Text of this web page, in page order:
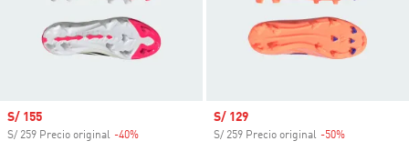
Precio de venta
S/ 155
S/ 259 Precio original -40%
Precio de venta
S/ 129
S/ 259 Precio original -50%